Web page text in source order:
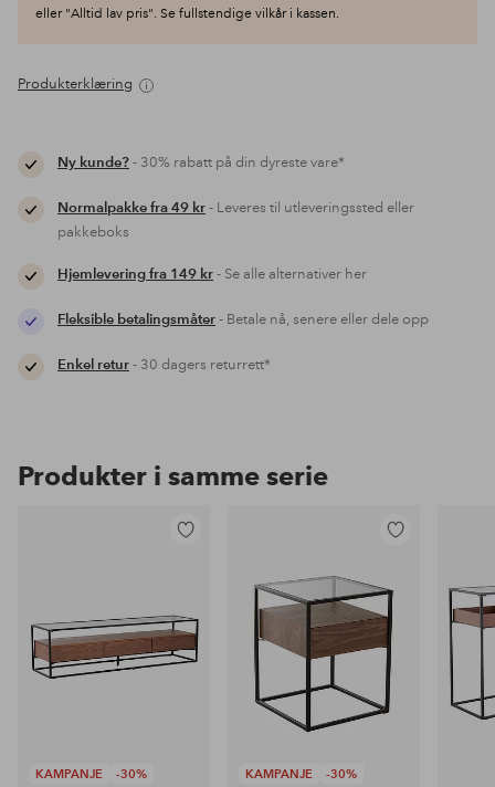
eller "Alltid lav pris". Se fullstendige vilkår i kassen.
Produkterklæring
Ny kunde?- 30% rabatt på din dyreste vare*
Normalpakke fra 49 kr- Leveres til utleveringssted eller
pakkeboks
Hjemlevering fra 149 kr- Se alle alternativer her
Fleksible betalingsmåter- Betale nå, senere eller dele opp
Enkel retur- 30 dagers returrett*
Produkter i samme serie
KAMPANJE -30% KAMPANJE -30%